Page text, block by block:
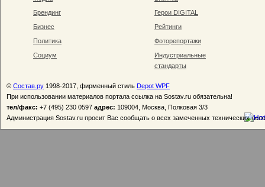
Брендинг
Бизнес
Политика
Социум
Герои DIGITAL
Рейтинги
Фоторепортажи
Индустриальные
стандарты
© Состав.ру 1998-2017, фирменный стиль Depot WPF
При использовании материалов портала ссылка на Sostav.ru обязательна!
тел/факс: +7 (495) 230 0597 адрес: 109004, Москва, Полковая 3/3
Администрация Sostav.ru просит Вас сообщать о всех замеченных технических